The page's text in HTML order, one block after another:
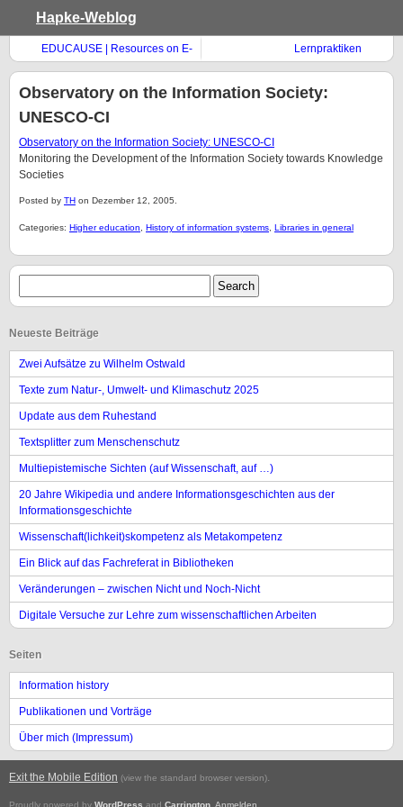
Hapke-Weblog
EDUCAUSE | Resources on E-
Portfolios
Lernpraktiken
Observatory on the Information Society:
UNESCO-CI
Observatory on the Information Society: UNESCO-CI
Monitoring the Development of the Information Society towards Knowledge
Societies
Posted by TH on Dezember 12, 2005.
Categories: Higher education History of information systems Libraries in general
Neueste Beiträge
Zwei Aufsätze zu Wilhelm Ostwald
Texte zum Natur-, Umwelt- und Klimaschutz 2025
Update aus dem Ruhestand
Textsplitter zum Menschenschutz
Multiepistemische Sichten (auf Wissenschaft, auf …)
20 Jahre Wikipedia und andere Informationsgeschichten aus der
Informationsgeschichte
Wissenschaft(lichkeit)skompetenz als Metakompetenz
Ein Blick auf das Fachreferat in Bibliotheken
Veränderungen – zwischen Nicht und Noch-Nicht
Digitale Versuche zur Lehre zum wissenschaftlichen Arbeiten
Seiten
Information history
Publikationen und Vorträge
Über mich (Impressum)
Exit the Mobile Edition (view the standard browser version).
Proudly powered by WordPress and Carrington Anmelden